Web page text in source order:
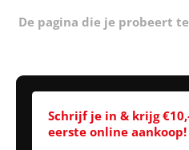
De pagina die je probeert
Schrijf je in & krijg
eerste online aankoop!